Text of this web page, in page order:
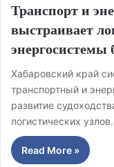
Транспорт и
выстраивает
энергосистемы
Хабаровский край
транспортный и
развитие
логистических
Read More »